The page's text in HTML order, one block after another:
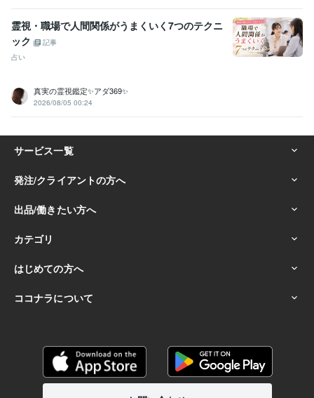
霊視・職場で人間関係がうまくいく7つのテクニ
ック
記事
占い
真実の霊視鑑定✨アダ369✨
2026/08/05 00:24